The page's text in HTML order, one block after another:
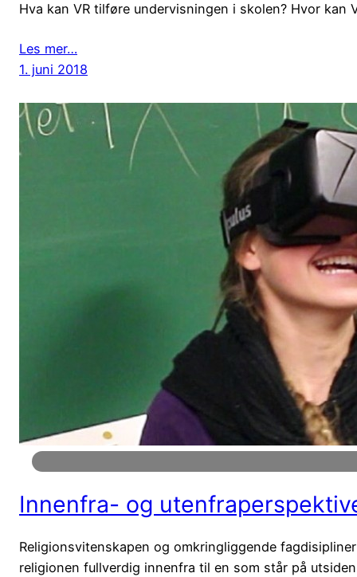
Hva kan VR tilføre undervisningen i skolen? Hvor
Les mer…
1. juni 2018
Innenfra- og
Religionsvitenskapen og omkringliggende
religionen fullverdig innenfra til en som står på